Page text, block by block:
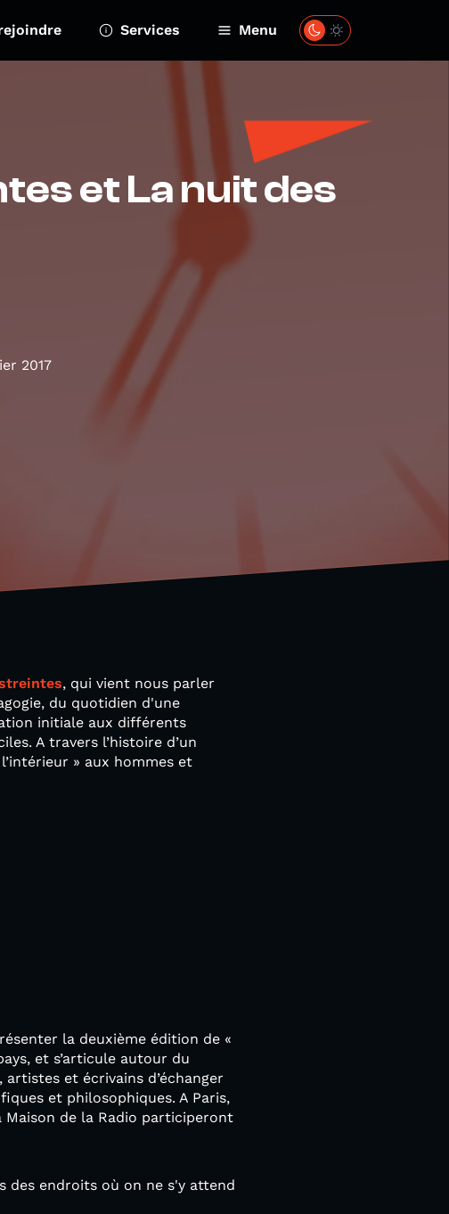
Services Menu
et La nuit des
2017
, qui vient nous parler
du quotidien d'une
initiale aux différents
A travers l’histoire d’un
» aux hommes et
la deuxième édition de «
et s’articule autour du
et écrivains d’échanger
et philosophiques. A Paris,
Maison de la Radio participeront
des endroits où on ne s'y attend